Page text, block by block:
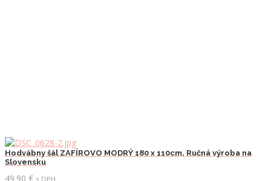
Hodvábny šál ZAFÍROVO MODRÝ 180 x 110cm, Ručná výroba na
Slovensku
49.90 € s DPH